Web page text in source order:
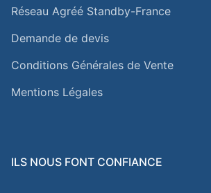
Réseau Agréé Standby-France
Demande de devis
Conditions Générales de Vente
Mentions Légales
ILS NOUS FONT CONFIANCE